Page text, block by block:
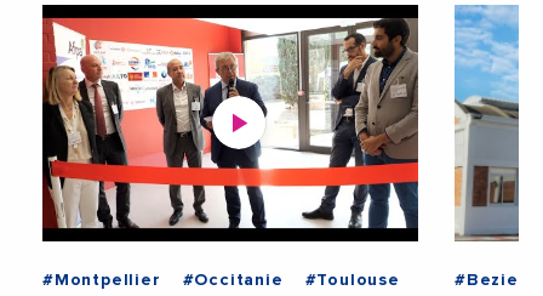
#Montpellier #Occitanie
#Toulouse
#Beziers